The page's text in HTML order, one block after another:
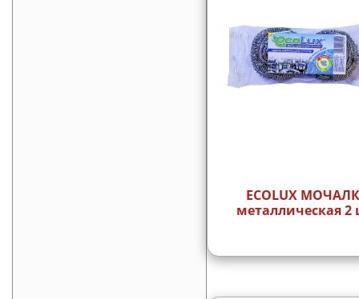
ECOLUX
металлическая 2